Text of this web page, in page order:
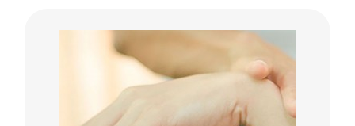
La Kinesiologia Specializzata è un metodo
olistico che prende in considerazione la
persona nella sua totalità corpo, mente,
emozioni. Integra le conoscenze moderne……